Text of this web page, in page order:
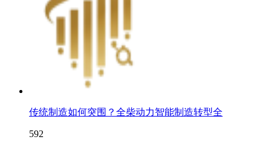
传统制造如何突围？全柴动力智能制造转型全
592